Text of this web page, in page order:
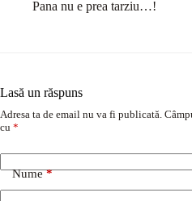
Pana nu e prea tarziu…!
Lasă un răspuns
Adresa ta de email nu va fi publicată.
cu *
Nume*